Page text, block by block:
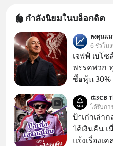
กำลังนิยมในบล็อกดิต
ลงทุนแ
6 ชั่วโม
เจฟฟ์ เบโ
พรรคพวก
ซื้อหุ้น
กลุ่มนักลงทุ
Bezos) มห
Amazon กับอามิต ภาเทีย (Amit
Bhatia) นั
SCB
ได้รับกา
ป้าเก๋าเล่า
ได้เงินคืน
แจ้งเรื่องเ